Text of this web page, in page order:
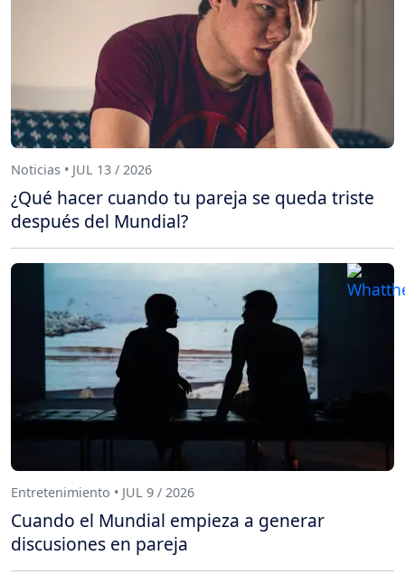
Noticias • JUL 13 / 2026
¿Qué hacer cuando tu pareja se queda triste
después del Mundial?
Entretenimiento • JUL 9 / 2026
Cuando el Mundial empieza a generar
discusiones en pareja